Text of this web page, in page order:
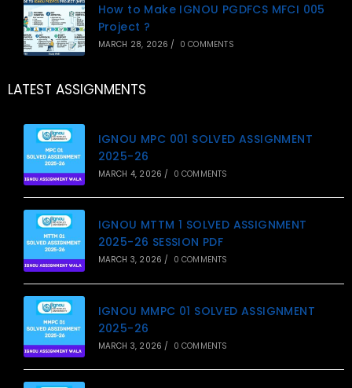
How to Make IGNOU PGDFCS MFCI 005
Project ?
MARCH 28, 2026 / 0 COMMENTS
LATEST ASSIGNMENTS
IGNOU MPC 001 SOLVED ASSIGNMENT
2025-26
MARCH 4, 2026 / 0 COMMENTS
IGNOU MTTM 1 SOLVED ASSIGNMENT
2025-26 SESSION PDF
MARCH 3, 2026 / 0 COMMENTS
IGNOU MMPC 01 SOLVED ASSIGNMENT
2025-26
MARCH 3, 2026 / 0 COMMENTS